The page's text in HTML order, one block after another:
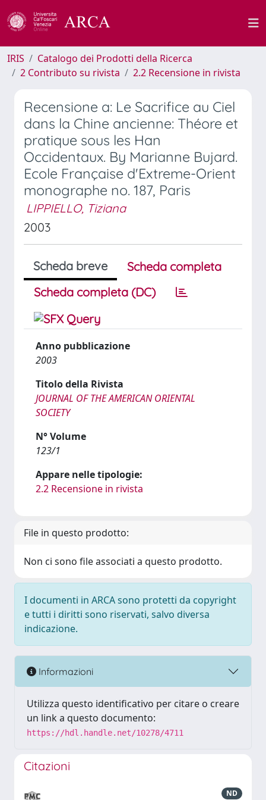
IRIS
Catalogo dei Prodotti della Ricerca
2 Contributo su rivista
2.2 Recensione in rivista
Recensione a: Le Sacrifice au Ciel
dans la Chine ancienne: Théore et
pratique sous les Han
Occidentaux. By Marianne Bujard.
Ecole Française d'Extreme-Orient
monographe no. 187, Paris
LIPPIELLO, Tiziana
2003
Scheda breve
Scheda completa
Scheda completa (DC)
Anno pubblicazione
2003
Titolo della Rivista
JOURNAL OF THE AMERICAN ORIENTAL
SOCIETY
N° Volume
123/1
Appare nelle tipologie:
2.2 Recensione in rivista
File in questo prodotto:
Non ci sono file associati a questo prodotto.
I documenti in ARCA sono protetti da copyright
e tutti i diritti sono riservati, salvo diversa
indicazione.
Informazioni
Utilizza questo identificativo per citare o creare
un link a questo documento:
https://hdl.handle.net/10278/4711
Citazioni
ND